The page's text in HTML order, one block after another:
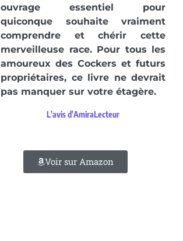
ouvrage essentiel pour
quiconque souhaite vraiment
comprendre et chérir cette
merveilleuse race. Pour tous les
amoureux des Cockers et futurs
propriétaires, ce livre ne devrait
pas manquer sur votre étagère.
L'avis d'AmiraLecteur
Voir sur Amazon